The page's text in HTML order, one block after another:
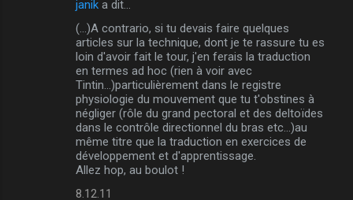
janik a dit…
(...)A contrario, si tu devais faire quelques
articles sur la technique, dont je te rassure tu es
loin d'avoir fait le tour, j'en ferais la traduction
en termes ad hoc (rien à voir avec
Tintin...)particulièrement dans le registre
physiologie du mouvement que tu t'obstines à
négliger (rôle du grand pectoral et des deltoïdes
dans le contrôle directionnel du bras etc...)au
même titre que la traduction en exercices de
développement et d'apprentissage.
Allez hop, au boulot !
8.12.11